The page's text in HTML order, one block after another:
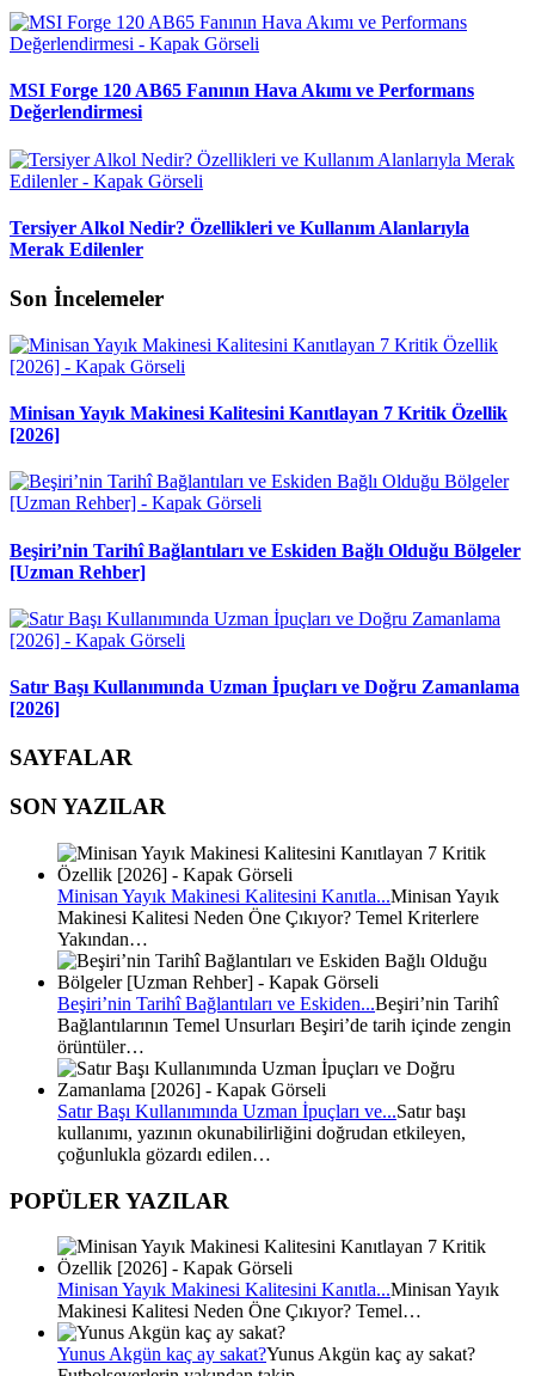
MSI Forge 120 AB65 Fanının Hava Akımı ve Performans
Değerlendirmesi
Tersiyer Alkol Nedir? Özellikleri ve Kullanım Alanlarıyla
Merak Edilenler
Son İncelemeler
Minisan Yayık Makinesi Kalitesini Kanıtlayan 7 Kritik Özellik
[2026]
Beşiri’nin Tarihî Bağlantıları ve Eskiden Bağlı Olduğu Bölgeler
[Uzman Rehber]
Satır Başı Kullanımında Uzman İpuçları ve Doğru Zamanlama
[2026]
SAYFALAR
SON YAZILAR
Minisan Yayık Makinesi Kalitesini Kanıtla...Minisan Yayık
Makinesi Kalitesi Neden Öne Çıkıyor? Temel Kriterlere
Yakından…
Beşiri’nin Tarihî Bağlantıları ve Eskiden...Beşiri’nin Tarihî
Bağlantılarının Temel Unsurları Beşiri’de tarih içinde zengin
örüntüler…
Satır Başı Kullanımında Uzman İpuçları ve...Satır başı
kullanımı, yazının okunabilirliğini doğrudan etkileyen,
çoğunlukla gözardı edilen…
POPÜLER YAZILAR
Minisan Yayık Makinesi Kalitesini Kanıtla...Minisan Yayık
Makinesi Kalitesi Neden Öne Çıkıyor? Temel…
Yunus Akgün kaç ay sakat?Yunus Akgün kaç ay sakat?